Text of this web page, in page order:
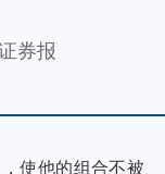
券报